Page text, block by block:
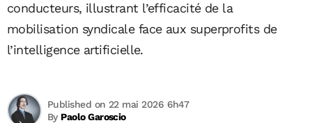
conducteurs, illustrant l’efficacité de la
mobilisation syndicale face aux superprofits de
l’intelligence artificielle.
By Paolo Garoscio
Published on 22 mai 2026 6h47